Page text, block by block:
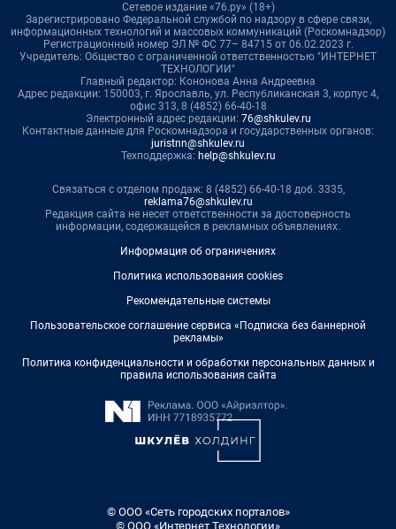
Сетевое издание «76.ру» (18+)
Зарегистрировано Федеральной службой по надзору в сфере связи,
информационных технологий и массовых коммуникаций (Роскомнадзор)
Регистрационный номер ЭЛ № ФС 77– 84715 от 06.02.2023 г.
Учредитель: Общество с ограниченной ответственностью "ИНТЕРНЕТ
ТЕХНОЛОГИИ"
Главный редактор: Кононова Анна Андреевна
Адрес редакции: 150003, г. Ярославль, ул. Республиканская 3, корпус 4,
офис 313, 8 (4852) 66-40-18
Электронный адрес редакции: 76@shkulev.ru
Контактные данные для Роскомнадзора и государственных органов:
juristnn@shkulev.ru
Техподдержка: help@shkulev.ru
Связаться с отделом продаж: 8 (4852) 66-40-18 доб. 3335,
reklama76@shkulev.ru
Редакция сайта не несет ответственности за достоверность
информации, содержащейся в рекламных объявлениях.
Информация об ограничениях
Политика использования cookies
Рекомендательные системы
Пользовательское соглашение сервиса «Подписка без баннерной
рекламы»
Политика конфиденциальности и обработки персональных данных и
правила использования сайта
© ООО «Сеть городских порталов»
© ООО «Интернет Технологии»